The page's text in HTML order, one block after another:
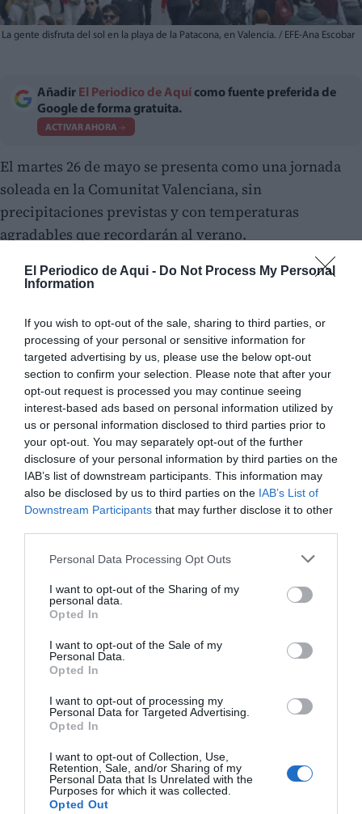
El Periodico de Aqui - Do Not Process My Personal
Information
If you wish to opt-out of the sale, sharing to third parties, or
processing of your personal or sensitive information for
targeted advertising by us, please use the below opt-out
section to confirm your selection. Please note that after your
opt-out request is processed you may continue seeing
interest-based ads based on personal information utilized by
us or personal information disclosed to third parties prior to
your opt-out. You may separately opt-out of the further
disclosure of your personal information by third parties on the
IAB’s list of downstream participants. This information may
also be disclosed by us to third parties on the IAB’s List of
Downstream Participants that may further disclose it to other
Personal Data Processing Opt Outs
I want to opt-out of the Sharing of my
personal data.
Opted In
I want to opt-out of the Sale of my
Personal Data.
Opted In
I want to opt-out of processing my
Personal Data for Targeted Advertising.
Opted In
I want to opt-out of Collection, Use,
Retention, Sale, and/or Sharing of my
Personal Data that Is Unrelated with the
Purposes for which it was collected.
Opted Out
La gente disfruta del sol en la playa de la Patacona, en Valencia. / EFE-Ana Escobar
Añadir El Periodico de Aquí como fuente preferida de
Google de forma gratuita.
ACTIVAR AHORA
El martes 26 de mayo se presenta como una jornada
soleada en la Comunitat Valenciana, sin
precipitaciones previstas y con temperaturas
agradables que recordarán al verano.
En la ciudad de Valencia, las temperaturas oscilarán
entre los17°C de mínimay los27°C de máxima